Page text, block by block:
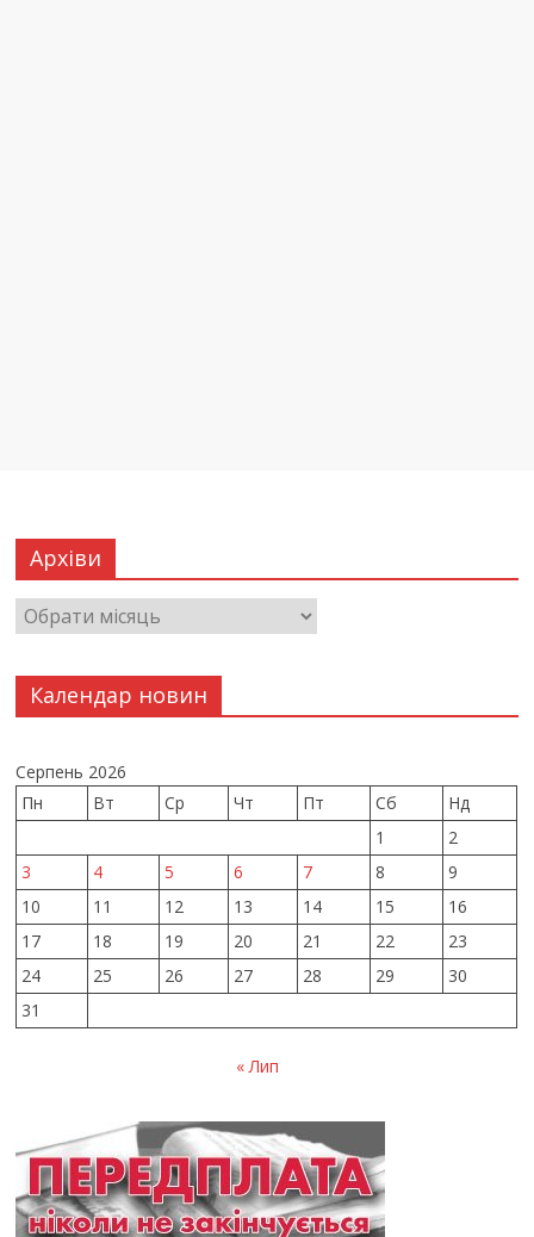
Архіви
Календар новин
Серпень 2026
Пн
Вт Ср Чт Пт Сб
Нд
1
2
3
4 5 6 7 8
9
10
11 12 13 14 15
16
17
18 19 20 21 22
23
24
25 26 27 28 29
30
31
« Лип